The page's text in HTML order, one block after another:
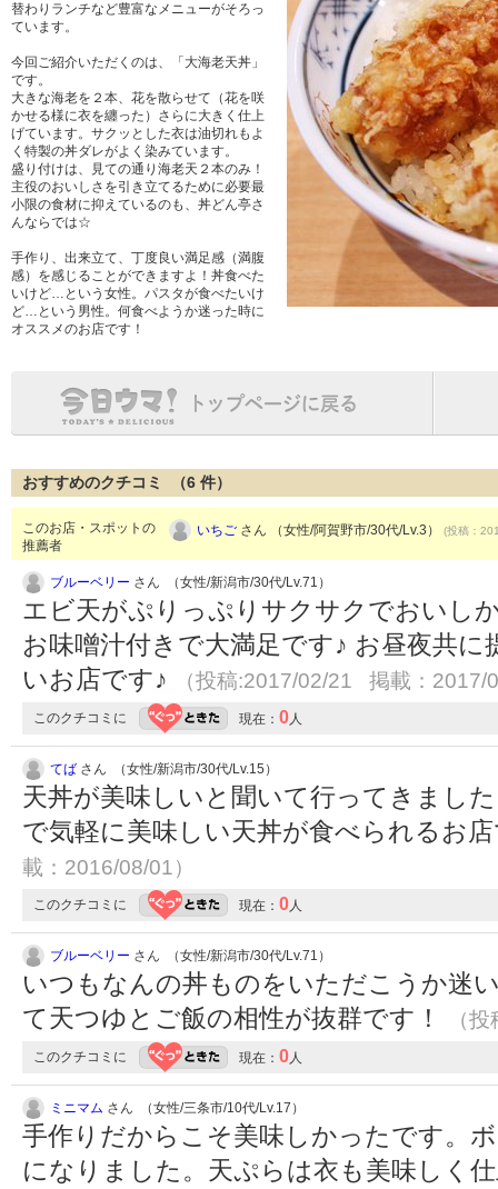
替わりランチなど豊富なメニューがそろっ
ています。
今回ご紹介いただくのは、「大海老天丼」
です。
大きな海老を２本、花を散らせて（花を咲
かせる様に衣を纏った）さらに大きく仕上
げています。サクッとした衣は油切れもよ
く特製の丼ダレがよく染みています。
盛り付けは、見ての通り海老天２本のみ！
主役のおいしさを引き立てるために必要最
小限の食材に抑えているのも、丼どん亭さ
んならでは☆
手作り、出来立て、丁度良い満足感（満腹
感）を感じることができますよ！丼食べた
いけど…という女性。パスタが食べたいけ
ど…という男性。何食べようか迷った時に
オススメのお店です！
おすすめのクチコミ （6 件）
このお店・スポットの
推薦者
いちご さん （女性/阿賀野市/30代/Lv.3） (投稿：
ブルーベリー さん （女性/新潟市/30代/Lv.71）
エビ天がぷりっぷりサクサクでおいし
お味噌汁付きで大満足です♪ お昼夜共
いお店です♪
（投稿:2017/02/21 掲載：2017/
このクチコミに 現在： 0人
てば さん （女性/新潟市/30代/Lv.15）
天丼が美味しいと聞いて行ってきまし
で気軽に美味しい天丼が食べられるお
載：2016/08/01）
このクチコミに 現在： 0人
ブルーベリー さん （女性/新潟市/30代/Lv.71）
いつもなんの丼ものをいただこうか迷
て天つゆとご飯の相性が抜群です！
（
このクチコミに 現在： 0人
ミニマム さん （女性/三条市/10代/Lv.17）
手作りだからこそ美味しかったです。
になりました。天ぷらは衣も美味しく